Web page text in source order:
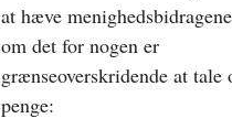
at hæve
om det for nogen er
grænseoverskridende at tale
penge: